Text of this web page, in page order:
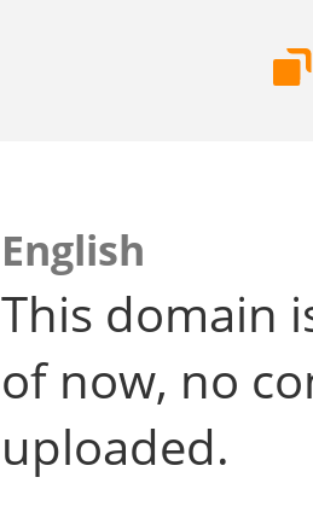
English
This domain
of now, no
uploaded.